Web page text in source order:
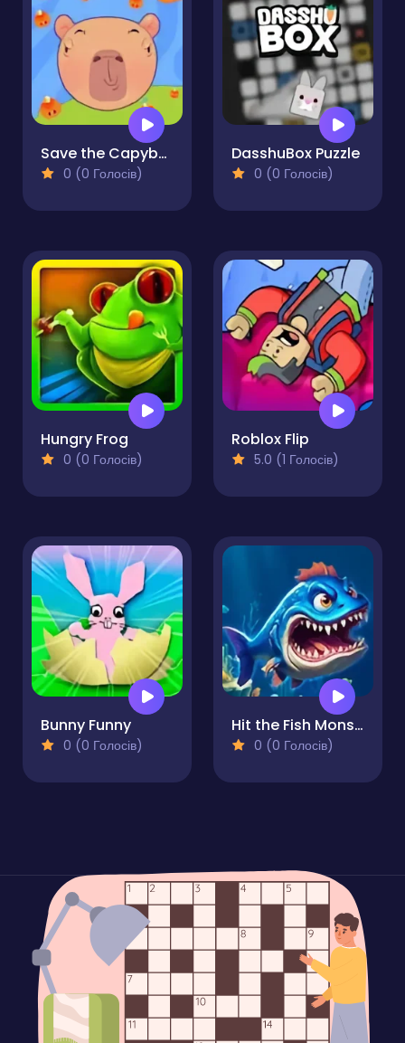
Save the Capybara
0 (0 Голосів)
DasshuBox Puzzle
0 (0 Голосів)
Hungry Frog
0 (0 Голосів)
Roblox Flip
5.0 (1 Голосів)
Bunny Funny
0 (0 Голосів)
Hit the Fish Monster
0 (0 Голосів)